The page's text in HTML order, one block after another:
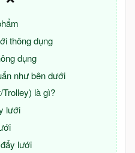
thông dụng
dụng
như bên dưới
là gì?
lưới
lưới